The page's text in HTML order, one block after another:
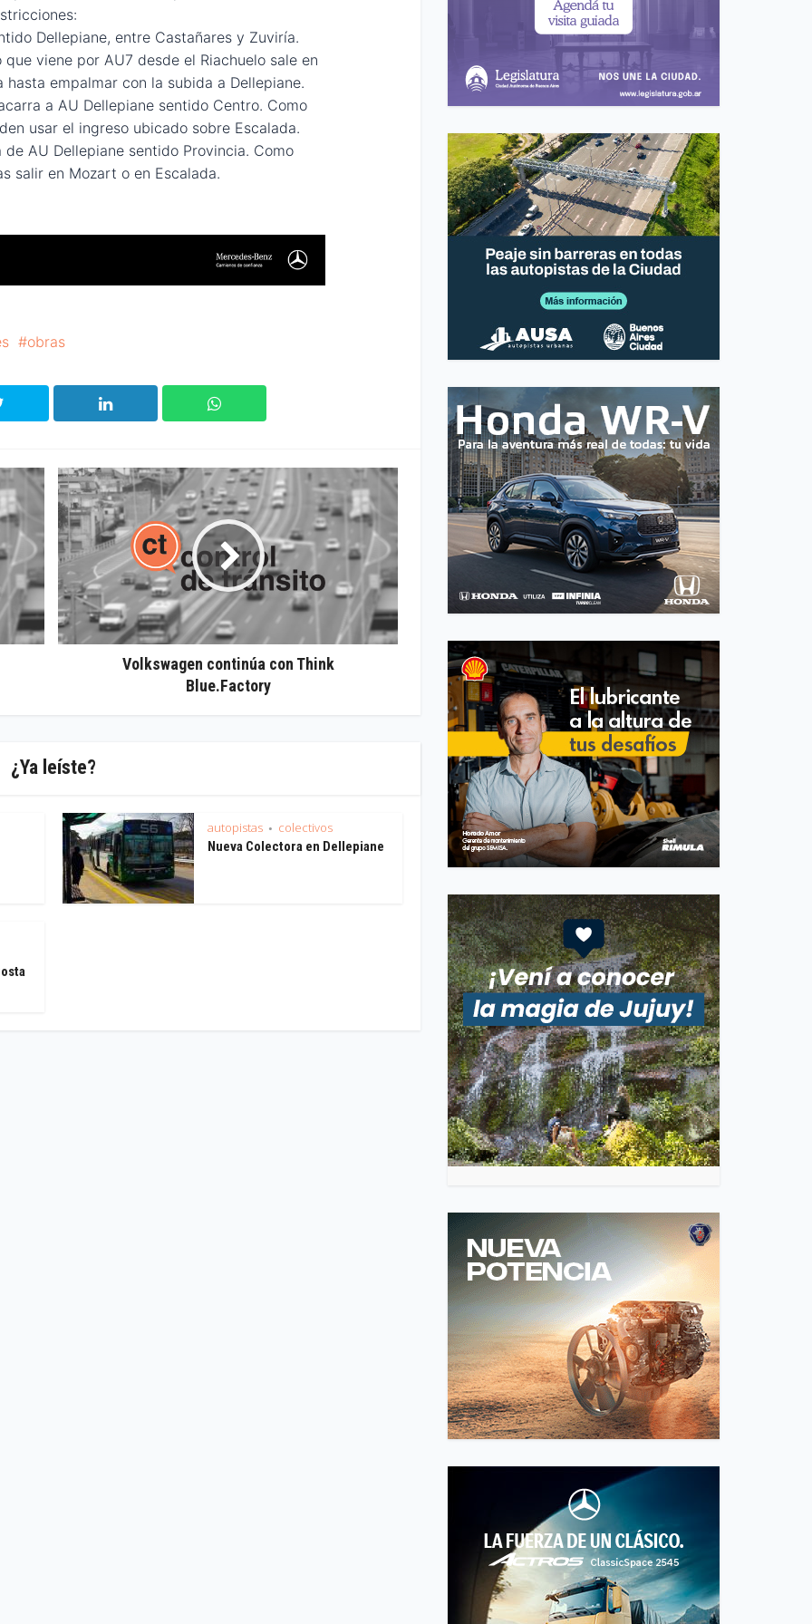
Dellepiane, entre Castañares y Zuviría.
viene por AU7 desde el Riachuelo sale en
empalmar con la subida a Dellepiane.
a AU Dellepiane sentido Centro. Como
usar el ingreso ubicado sobre Escalada.
AU Dellepiane sentido Provincia. Como
salir en Mozart o en Escalada.
obras
Volkswagen continúa con Think
Blue.Factory
¿Ya leíste?
autopistas • colectivos
Nueva Colectora en Dellepiane